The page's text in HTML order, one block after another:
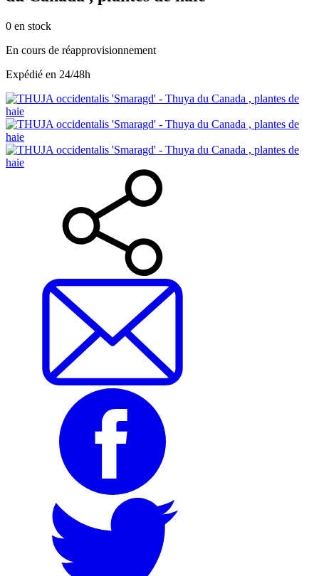
0 en stock
En cours de réapprovisionnement
Expédié en 24/48h